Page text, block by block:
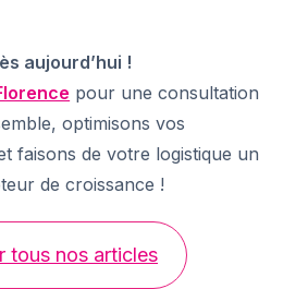
aujourd’hui !
pour une consultation
optimisons vos
faisons de votre logistique un
de croissance !
tous nos articles